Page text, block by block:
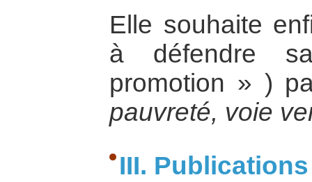
Elle souhaite
à défendre
promotion » )
pauvreté, voie
III. Publications